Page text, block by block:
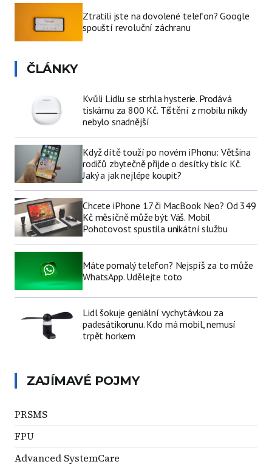
Ztratili jste na dovolené telefon? Google
spouští revoluční záchranu
ČLÁNKY
Kvůli Lidlu se strhla hysterie. Prodává
tiskárnu za 800 Kč. Tištění z mobilu nikdy
nebylo snadnější
Když dítě touží po novém iPhonu: Většina
rodičů zbytečně přijde o desítky tisíc Kč.
Jaký a jak nejlépe koupit?
Chcete iPhone 17 či MacBook Neo? Od 349
Kč měsíčně může být Váš. Mobil
Pohotovost spustila unikátní službu
Máte pomalý telefon? Nejspíš za to může
WhatsApp. Udělejte toto
Lidl šokuje geniální vychytávkou za
padesátikorunu. Kdo má mobil, nemusí
trpět horkem
ZAJÍMAVÉ POJMY
PRSMS
FPU
Advanced SystemCare